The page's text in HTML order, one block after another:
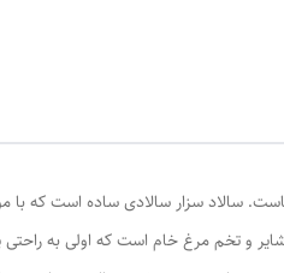
سالاد سزار سالادی ساده است که با
تخم مرغ خام است که اولی به راحتی